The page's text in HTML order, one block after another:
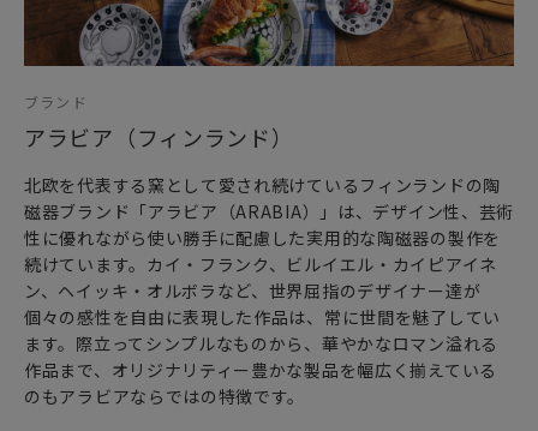
心を癒やすムーミンたちの食器で、心地いいお食事時間を過
ごしましょう。
かわいい形の小皿は
小ぶりな分、収納スペースも取らず、お手軽に揃えられるこ
コレクターアイテムとしても最近人気を集めています。
お醤油皿やちょっとした副菜だけでなく、もちろん薬味皿と
しても大活躍します。
カラフルなマカロンやクッキーなどのお菓子やおやつを入れ
る小皿として使うのもありです。
コーヒーや紅茶に使う砂糖やミルクを置くトレイとしても。
他にも、箸置きやカトラリーレストにする使い方もありま
す。
ブランド
アラビア（フィンランド）
北欧を代表する窯として愛され続けているフィンランドの陶
磁器ブランド「アラビア（ARABIA）」は、デザイン性、芸術
性に優れながら使い勝手に配慮した実用的な陶磁器の製作を
続けています。カイ・フランク、ビルイエル・カイピアイネ
ン、ヘイッキ・オルボラなど、世界屈指のデザイナー達が
個々の感性を自由に表現した作品は、常に世間を魅了してい
ます。際立ってシンプルなものから、華やかなロマン溢れる
作品まで、オリジナリティー豊かな製品を幅広く揃えている
のもアラビアならではの特徴です。